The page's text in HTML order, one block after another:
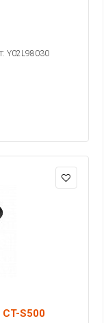
Y02L98030
S500